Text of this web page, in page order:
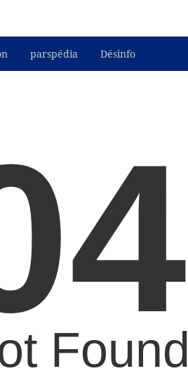
parspédia Désinfo
Found